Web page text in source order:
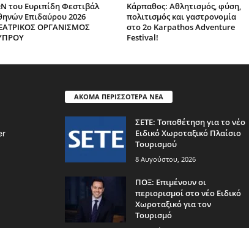
του Ευριπίδη Φεστιβάλ
Επιδαύρου 2026
ΟΡΓΑΝΙΣΜΟΣ
Κάρπαθος: Αθλητισμός, φύση,
πολιτισμός και γαστρονομία
στο 2ο Karpathos Adventure
Festival!
ΑΚΟΜΑ ΠΕΡΙΣΣΟΤΕΡΑ ΝΕΑ
ΣΕΤΕ: Τοποθέτηση για το νέο
Ειδικό Χωροταξικό Πλαίσιο
Τουρισμού
8 Αυγούστου, 2026
ΠΟΞ: Επιμένουν οι
περιορισμοί στο νέο Ειδικό
Χωροταξικό για τον
Τουρισμό